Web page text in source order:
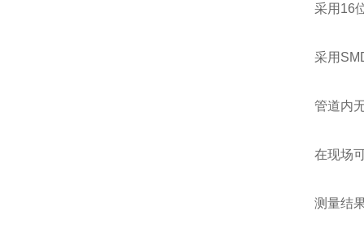
采用16
采用
管道内
在现场
测量结